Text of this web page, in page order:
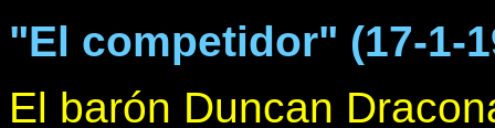
"El competidor" (17-1-
El barón Duncan